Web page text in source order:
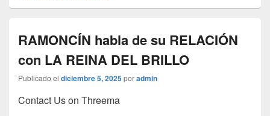
RAMONCÍN habla de su RELACIÓN
con LA REINA DEL BRILLO
Publicado el diciembre 5, 2025poradmin
Contact Us on Threema